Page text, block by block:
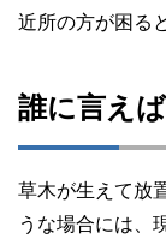
近所の方が困る
誰に言え
草木が生えて放
うな場合には、